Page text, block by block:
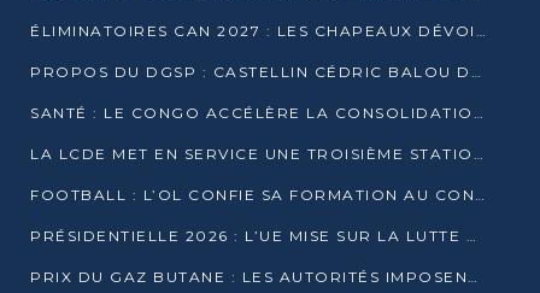
ÉLIMINATOIRES CAN 2027 : LES CHAPEAUX DÉVOILÉS, LE CONGO FIXÉ SUR SON SORT
PROPOS DU DGSP : CASTELLIN CÉDRIC BALOU DÉNONCE DES PROPOS INTIMIDANTS
SANTÉ : LE CONGO ACCÉLÈRE LA CONSOLIDATION DE L’OFFRE DE SOINS
LA LCDE MET EN SERVICE UNE TROISIÈME STATION D’EAU POTABLE À MFILOU
FOOTBALL : L’OL CONFIE SA FORMATION AU CONGOLAIS CHRISTIAN BASSILA
PRÉSIDENTIELLE 2026 : L’UE MISE SUR LA LUTTE CONTRE LA DÉSINFORMATION
PRIX DU GAZ BUTANE : LES AUTORITÉS IMPOSENT LE RESPECT DES PRIX RÉGLEMENTÉS